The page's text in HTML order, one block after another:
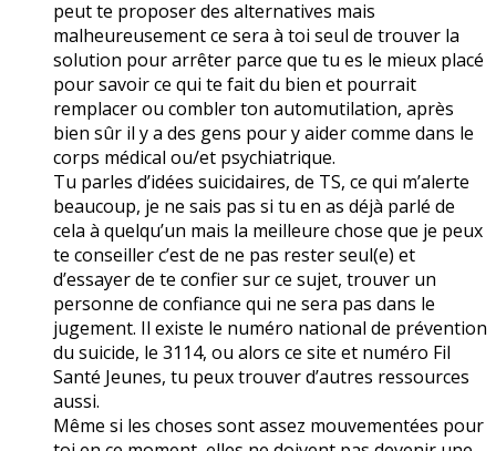
peut te proposer des alternatives mais
malheureusement ce sera à toi seul de trouver la
solution pour arrêter parce que tu es le mieux placé
pour savoir ce qui te fait du bien et pourrait
remplacer ou combler ton automutilation, après
bien sûr il y a des gens pour y aider comme dans le
corps médical ou/et psychiatrique.
Tu parles d’idées suicidaires, de TS, ce qui m’alerte
beaucoup, je ne sais pas si tu en as déjà parlé de
cela à quelqu’un mais la meilleure chose que je peux
te conseiller c’est de ne pas rester seul(e) et
d’essayer de te confier sur ce sujet, trouver un
personne de confiance qui ne sera pas dans le
jugement. Il existe le numéro national de prévention
du suicide, le 3114, ou alors ce site et numéro Fil
Santé Jeunes, tu peux trouver d’autres ressources
aussi.
Même si les choses sont assez mouvementées pour